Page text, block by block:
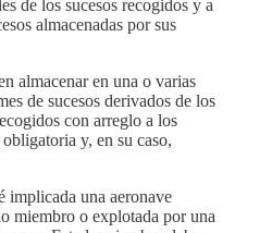
de los sucesos recogidos y a
almacenadas por sus
almacenar en una o varias
de sucesos derivados de los
con arreglo a los
y, en su caso,
implicada una aeronave
miembro o explotada por una